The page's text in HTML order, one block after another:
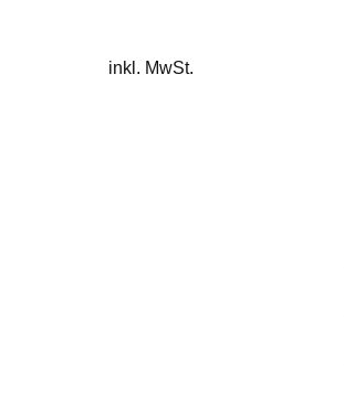
inkl. MwSt.